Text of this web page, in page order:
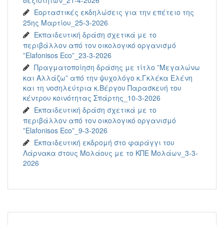
Εορταστικές εκδηλώσεις για την επέτειο της
25ης Μαρτίου_25-3-2026
Εκπαιδευτική δράση σχετικά με το
περιβάλλον από τον οικολογικό οργανισμό
”Elafonisos Eco”_23-3-2026
Πραγματοποίηση δράσης με τίτλο ”Μεγαλώνω
και Αλλάζω” από την ψυχολόγο κ.Γκλέκα Ελένη
και τη νοσηλεύτρια κ.Βέργου Παρασκευή του
κέντρου κοινότητας Σπάρτης_10-3-2026
Εκπαιδευτική δράση σχετικά με το
περιβάλλον από τον οικολογικό οργανισμό
”Elafonisos Eco”_9-3-2026
Εκπαιδευτική εκδρομή στο φαράγγι του
Λάρνακα στους Μολάους με το ΚΠΕ Μολάων_3-3-
2026